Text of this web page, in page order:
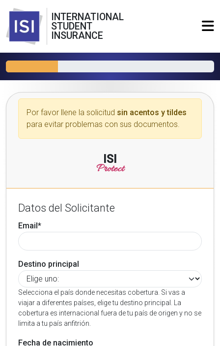
INTERNATIONAL
STUDENT
INSURANCE
Por favor llene la solicitud sin acentos y tildes
para evitar problemas con sus documentos.
ISI
Protect
Datos del Solicitante
Email*
Destino principal
Selecciona el país donde necesitas cobertura. Si vas a
viajar a diferentes países, elige tu destino principal. La
cobertura es internacional fuera de tu país de origen y no se
limita a tu país anfitrión.
Fecha de nacimiento